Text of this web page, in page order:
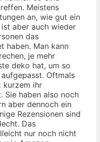
Meistens
an, wie gut ein
aber auch wieder
das
haben. Man kann
je mehr
deko hat, um so
Oftmals
kurzem ihr
Sie haben also noch
aber dennoch ein
Rezensionen sind
Das
nur noch nicht